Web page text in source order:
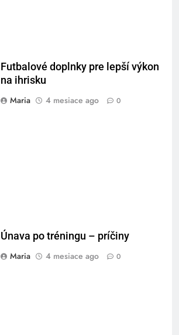
Futbalové doplnky pre lepší výkon
na ihrisku
Maria
4 mesiace ago 0
Únava po tréningu – príčiny
Maria
4 mesiace ago 0